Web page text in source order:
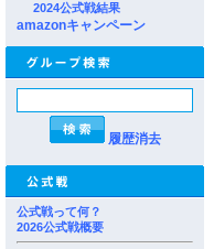
2024公式戦結果
amazonキャンペーン
履歴消去
公式戦って何？
2026公式戦概要